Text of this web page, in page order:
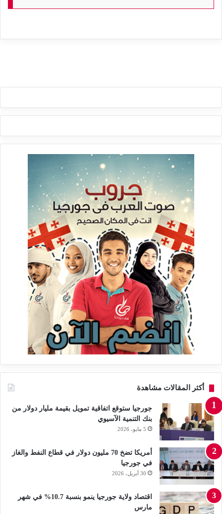
أكثر المقالات مشاهدة
جورجيا ستوقع اتفاقية تمويل بقيمة مليار دولار من
بنك التنمية الآسيوي
5 مايو، 2026
أمريكا تضخ 70 مليون دولار في قطاع النفط والغاز
في جورجيا
30 أبريل، 2026
اقتصاد ولاية جورجيا ينمو بنسبة 10.7% في شهر
مارس